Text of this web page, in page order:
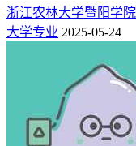
浙江农林大学暨阳学
大学专业 2025-05-24